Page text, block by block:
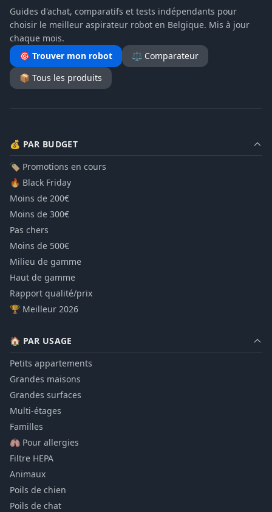
Guides d'achat, comparatifs et tests indépendants pour
choisir le meilleur aspirateur robot en Belgique. Mis à jour
chaque mois.
🎯 Trouver mon robot
⚖️ Comparateur
📦 Tous les produits
💰 PAR BUDGET
🏷️ Promotions en cours
🔥 Black Friday
Moins de 200€
Moins de 300€
Pas chers
Moins de 500€
Milieu de gamme
Haut de gamme
Rapport qualité/prix
🏆 Meilleur 2026
🏠 PAR USAGE
Petits appartements
Grandes maisons
Grandes surfaces
Multi-étages
Familles
🫁 Pour allergies
Filtre HEPA
Animaux
Poils de chien
Poils de chat